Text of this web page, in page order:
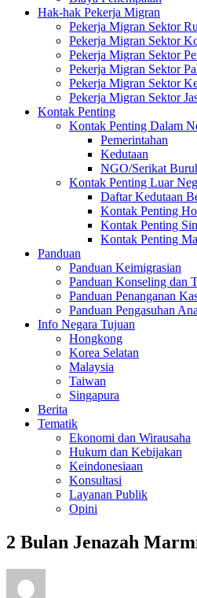
Hak-hak Pekerja Migran
Pekerja Migran Sektor
Pekerja Migran Sektor
Pekerja Migran Sektor
Pekerja Migran Sektor
Pekerja Migran Sektor
Pekerja Migran Sektor
Kontak Penting
Kontak Penting Dalam
Pemerintahan
Kedutaan
NGO/Serikat
Kontak Penting Luar
Daftar Kedutaan
Kontak Penting
Kontak Penting
Kontak Penting
Panduan
Panduan Keimigrasian
Panduan Konseling dan
Panduan Penanganan
Panduan Pengasuhan
Info Negara Tujuan
Hongkong
Korea Selatan
Malaysia
Taiwan
Singapura
Berita
Tematik
Ekonomi dan Wirausaha
Hukum dan Kebijakan
Keindonesiaan
Konsultasi
Layanan Publik
Opini
2 Bulan Jenazah